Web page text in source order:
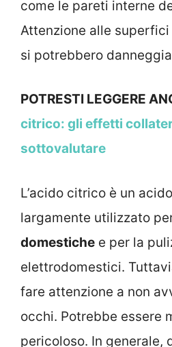
come le pareti interne
Attenzione alle
si potrebbero
POTRESTI LEGGERE
citrico: gli effetti
sottovalutare
L’acido citrico è un
largamente utilizzato
domestiche e per la
elettrodomestici.
fare attenzione a non
occhi. Potrebbe essere
pericoloso. In generale,